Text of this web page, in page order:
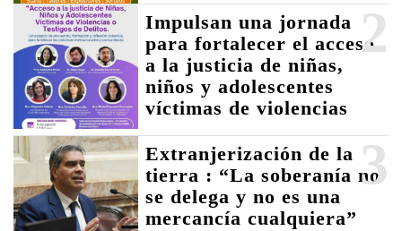
2
Impulsan una jornada
para fortalecer el acceso
a la justicia de niñas,
niños y adolescentes
víctimas de violencias
3
Extranjerización de la
tierra : “La soberanía no
se delega y no es una
mercancía cualquiera”